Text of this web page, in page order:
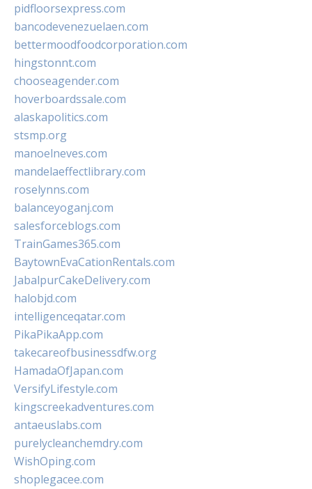
pidfloorsexpress.com
bancodevenezuelaen.com
bettermoodfoodcorporation.com
hingstonnt.com
chooseagender.com
hoverboardssale.com
alaskapolitics.com
stsmp.org
manoelneves.com
mandelaeffectlibrary.com
roselynns.com
balanceyoganj.com
salesforceblogs.com
TrainGames365.com
BaytownEvaCationRentals.com
JabalpurCakeDelivery.com
halobjd.com
intelligenceqatar.com
PikaPikaApp.com
takecareofbusinessdfw.org
HamadaOfJapan.com
VersifyLifestyle.com
kingscreekadventures.com
antaeuslabs.com
purelycleanchemdry.com
WishOping.com
shoplegacee.com